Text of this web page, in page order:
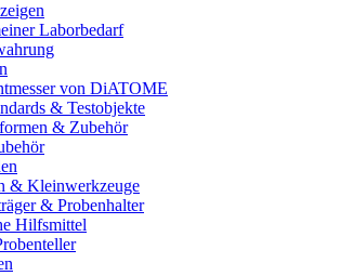
Laborbedarf
von DiATOME
& Testobjekte
& Zubehör
& Kleinwerkzeuge
& Probenhalter
Hilfsmittel